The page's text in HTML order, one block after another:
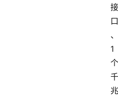
接
口
、
1
个
千
兆